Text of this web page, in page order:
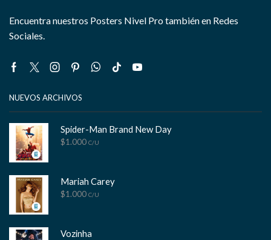
Encuentra nuestros Posters Nivel Pro también en Redes
Sociales.
Facebook
TwitterInstagram
PinterestWhatsapp
Tik- Youtube
NUEVOS ARCHIVOS
Spider-Man Brand New Day
$1.000 C/U
Mariah Carey
$1.000 C/U
Vozinha